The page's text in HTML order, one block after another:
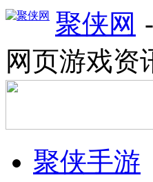
聚侠网
网页游戏资
聚侠手游